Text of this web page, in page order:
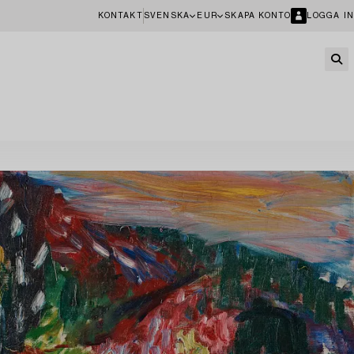
KONTAKT SVENSKA EUR SKAPA KONTO LOGGA IN